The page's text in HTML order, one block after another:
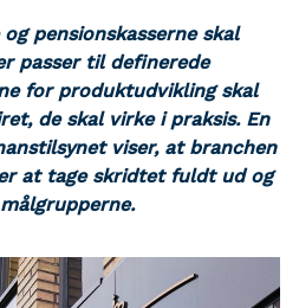
pensionskasserne skal
passer til definerede
for produktudvikling skal
de skal virke i praksis. En
viser, at branchen
at tage skridtet fuldt ud og